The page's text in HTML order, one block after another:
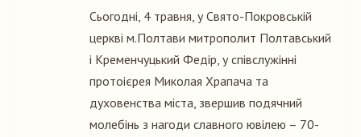
Сьогодні, 4 травня, у Свято-Покровській
церкві м.Полтави митрополит Полтавський
і Кременчуцький Федір, у співслужінні
протоієрея Миколая Храпача та
духовенства міста, звершив подячний
молебінь з нагоди славного ювілею – 70-